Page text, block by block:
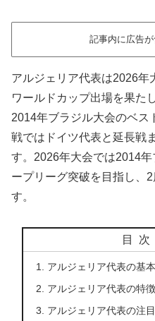
記事内に広告が
アルジェリア代表は2026年
ワールドカップ出場を果た
2014年ブラジル大会のベス
戦ではドイツ代表と延長戦
す。2026年大会では2014
ープリーグ突破を目指し、
す。
目次
アルジェリア代表の基
アルジェリア代表の特徴
アルジェリア代表の注